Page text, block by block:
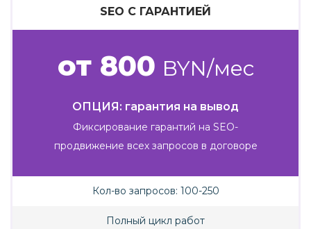
SEO С ГАРАНТИЕЙ
от 800 BYN/мес
ОПЦИЯ: гарантия на вывод
Фиксирование гарантий на SEO-
продвижение всех запросов в договоре
Кол-во запросов: 100-250
Полный цикл работ